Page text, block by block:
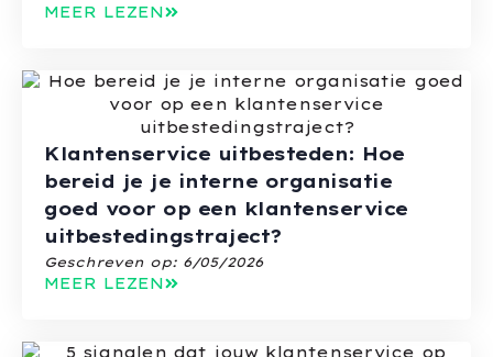
MEER LEZEN
Klantenservice uitbesteden: Hoe
bereid je je interne organisatie
goed voor op een klantenservice
uitbestedingstraject?
Geschreven op: 6/05/2026
MEER LEZEN